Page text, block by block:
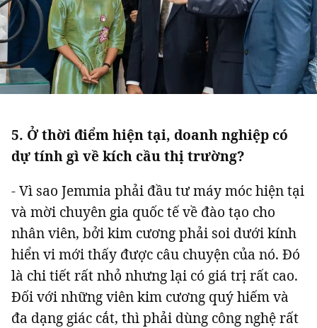
5. Ở thời điểm hiện tại, doanh nghiệp có
dự tính gì về kích cầu thị trường?
- Vì sao Jemmia phải đầu tư máy móc hiện tại
và mời chuyên gia quốc tế về đào tạo cho
nhân viên, bởi kim cương phải soi dưới kính
hiển vi mới thấy được câu chuyện của nó. Đó
là chi tiết rất nhỏ nhưng lại có giá trị rất cao.
Đối với những viên kim cương quý hiếm và
đa dạng giác cắt, thì phải dùng công nghệ rất